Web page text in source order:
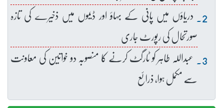
دریاؤں میں پانی کے بہاؤ اور ڈیموں میں ذخیرے کی تازہ
صورتحال کی رپورٹ جاری
عبداللہ طاہر کو ٹارگٹ کرنے کا منصوبہ دو خواتین کی معاونت
سے مکمل ہوا، ذرائع